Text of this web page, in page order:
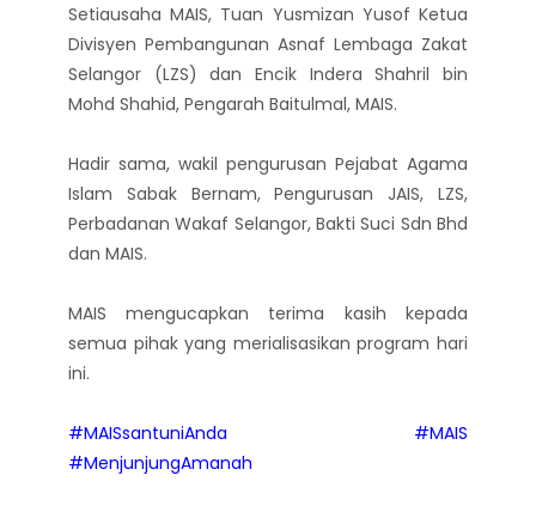
Setiausaha MAIS, Tuan Yusmizan Yusof Ketua
Divisyen Pembangunan Asnaf Lembaga Zakat
Selangor (LZS) dan Encik Indera Shahril bin
Mohd Shahid, Pengarah Baitulmal, MAIS.
Hadir sama, wakil pengurusan Pejabat Agama
Islam Sabak Bernam, Pengurusan JAIS, LZS,
Perbadanan Wakaf Selangor, Bakti Suci Sdn Bhd
dan MAIS.
MAIS mengucapkan terima kasih kepada
semua pihak yang merialisasikan program hari
ini.
#MAISsantuniAnda
#MAIS
#MenjunjungAmanah